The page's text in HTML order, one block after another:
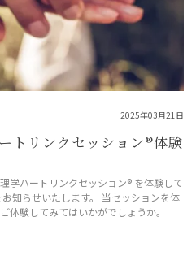
2025年03月21日
トリンクセッション®︎体験
学ハートリンクセッション®️ を体験して
知らせいたします。 当セッションを体
体験してみてはいかがでしょうか。